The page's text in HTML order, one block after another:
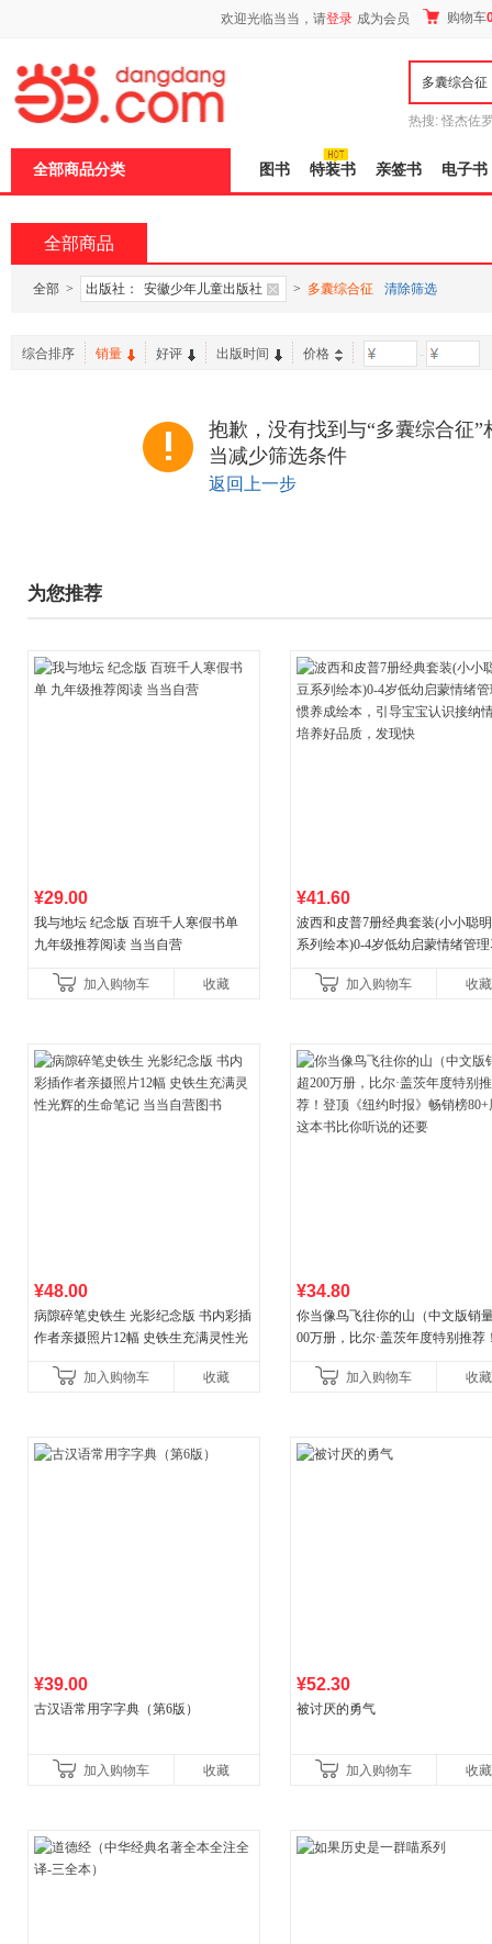
欢迎光临当当，请登录 成为会员 购物车
热搜: 怪杰佐
全部商品分类 图书 特装书 亲签书 电子书
全部商品
全部 > 出版社： 安徽少年儿童出版社 > 多囊综合征 清除筛选
综合排序 销量 好评 出版时间 价格 -
抱歉，没有找到与“多囊综合征
当减少筛选条件
返回上一步
为您推荐
¥29.00
我与地坛 纪念版 百班千人寒假书单
九年级推荐阅读 当当自营
加入购物车 收藏
¥41.60
波西和皮普7册经典套装(小小聪
系列绘本)0-4岁低幼启蒙情绪管
养好品质，发现快
加入购物车 收藏
¥48.00
病隙碎笔史铁生 光影纪念版 书内彩插
作者亲摄照片12幅 史铁生充满灵性光
加入购物车
收藏
¥34.80
你当像鸟飞往你的山（中文版销
00万册，比尔·盖茨年度特别推荐
比你听说的还要
加入购物车 收藏
¥39.00
古汉语常用字字典（第6版）
加入购物车 收藏
¥52.30
被讨厌的勇气
加入购物车 收藏
页
加